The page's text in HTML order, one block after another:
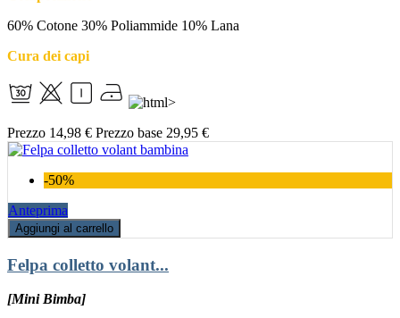
60% Cotone 30% Poliammide 10% Lana
Cura dei capi
Prezzo 14,98 € Prezzo base 29,95 €
-50%
Anteprima
Aggiungi al carrello
Felpa colletto volant...
[Mini Bimba]